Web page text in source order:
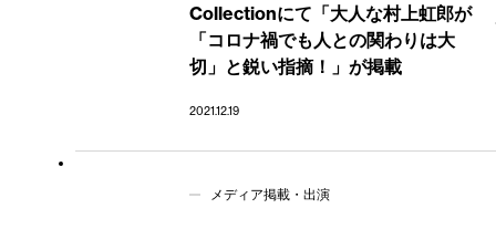
Collectionにて「大人な村上虹郎が
「コロナ禍でも人との関わりは大
切」と鋭い指摘！」が掲載
2021.12.19
メディア掲載・出演